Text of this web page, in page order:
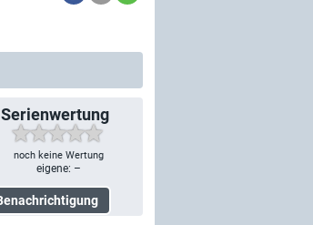
Serienwertung
noch keine Wertung
eigene: –